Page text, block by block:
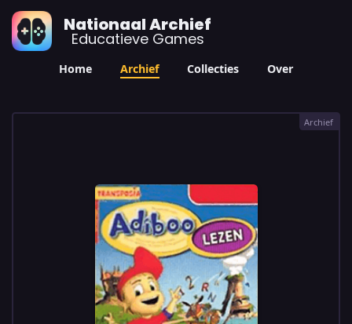
Nationaal Archief
Educatieve Games
Home Archief Collecties Over
Archief